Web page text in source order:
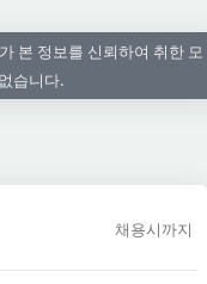
본 정보를 신뢰하여 취한 모
습니다.
채용시까지